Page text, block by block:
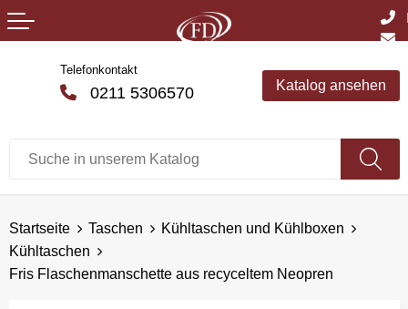
Telefonkontakt
0211 5306570 Katalog ansehen
Startseite Taschen
Kühltaschen und Kühlboxen
Kühltaschen
Fris Flaschenmanschette aus recyceltem Neopren